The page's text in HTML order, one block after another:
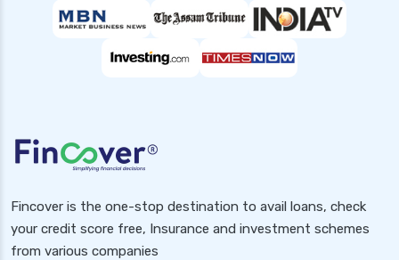
Fincover is the one-stop destination to avail loans, check
your credit score free, Insurance and investment schemes
from various companies